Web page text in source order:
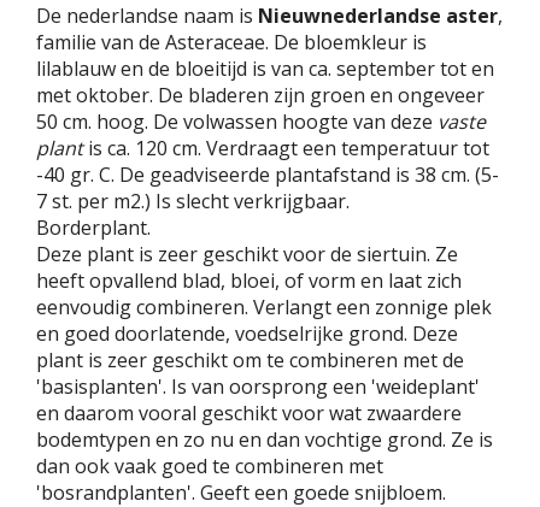
De nederlandse naam is Nieuwnederlandse aster,
familie van de Asteraceae. De bloemkleur is
lilablauw en de bloeitijd is van ca. september tot en
met oktober. De bladeren zijn groen en ongeveer
50 cm. hoog. De volwassen hoogte van deze vaste
plantis ca. 120 cm. Verdraagt een temperatuur tot
-40 gr. C. De geadviseerde plantafstand is 38 cm. (5-
7 st. per m2.) Is slecht verkrijgbaar.
Borderplant.
Deze plant is zeer geschikt voor de siertuin. Ze
heeft opvallend blad, bloei, of vorm en laat zich
eenvoudig combineren. Verlangt een zonnige plek
en goed doorlatende, voedselrijke grond. Deze
plant is zeer geschikt om te combineren met de
'basisplanten'. Is van oorsprong een 'weideplant'
en daarom vooral geschikt voor wat zwaardere
bodemtypen en zo nu en dan vochtige grond. Ze is
dan ook vaak goed te combineren met
'bosrandplanten'. Geeft een goede snijbloem.